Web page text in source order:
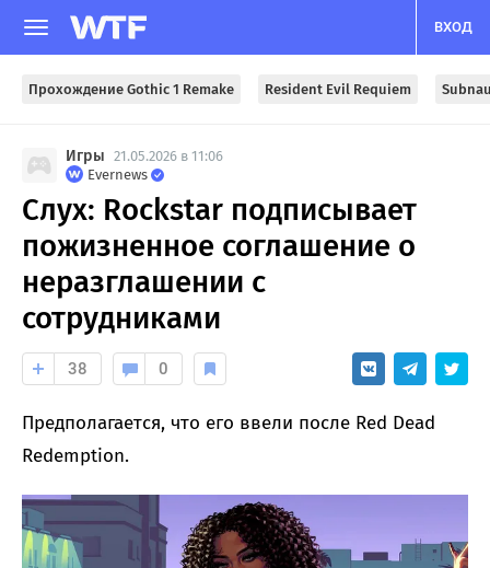
ВХОД
Прохождение Gothic 1 Remake Resident Evil Requiem
Игры 21.05.2026 в 11:06
Evernews
Слух: Rockstar подписывает
пожизненное соглашение о
неразглашении с
сотрудниками
38 0
Предполагается, что его ввели после Red Dead
Redemption.